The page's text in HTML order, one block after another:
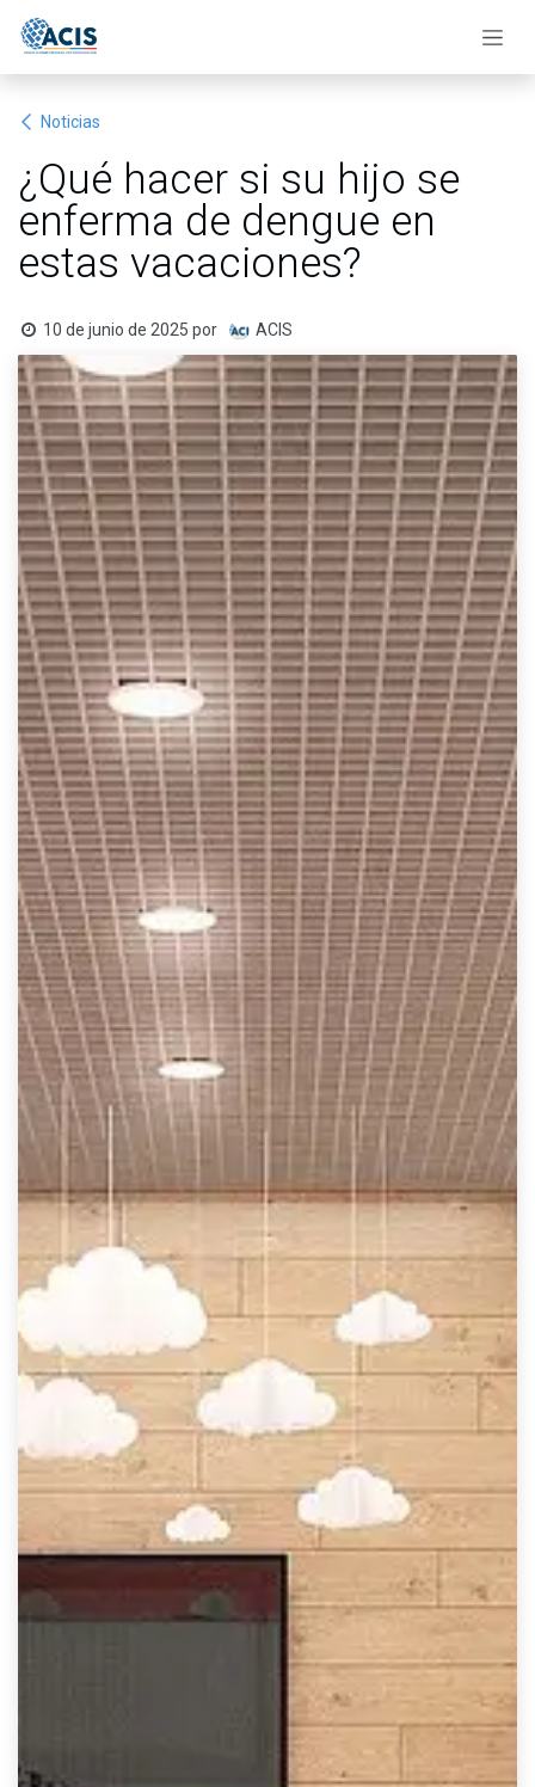
Noticias
¿Qué hacer si su hijo se
enferma de dengue en
estas vacaciones?
10 de junio de 2025 por ACIS